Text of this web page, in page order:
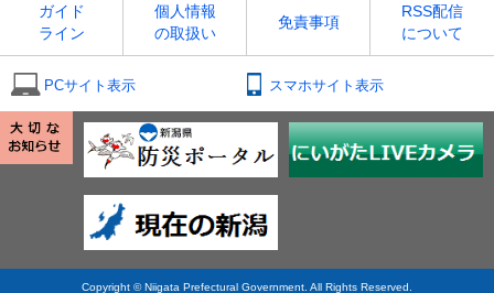
ガイド
ライン
個人情報
の取扱い
免責事項
RSS配信
について
PCサイト表示 スマホサイト表示
Copyright © Niigata Prefectural Government. All Rights Reserved.